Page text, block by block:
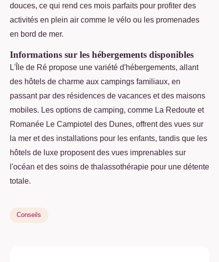
douces, ce qui rend ces mois parfaits pour profiter des
activités en plein air comme le vélo ou les promenades
en bord de mer.
Informations sur les hébergements disponibles
L'Île de Ré propose une variété d'hébergements, allant
des hôtels de charme aux campings familiaux, en
passant par des résidences de vacances et des maisons
mobiles. Les options de camping, comme La Redoute et
Romanée Le Campiotel des Dunes, offrent des vues sur
la mer et des installations pour les enfants, tandis que les
hôtels de luxe proposent des vues imprenables sur
l'océan et des soins de thalassothérapie pour une détente
totale.
Conseils